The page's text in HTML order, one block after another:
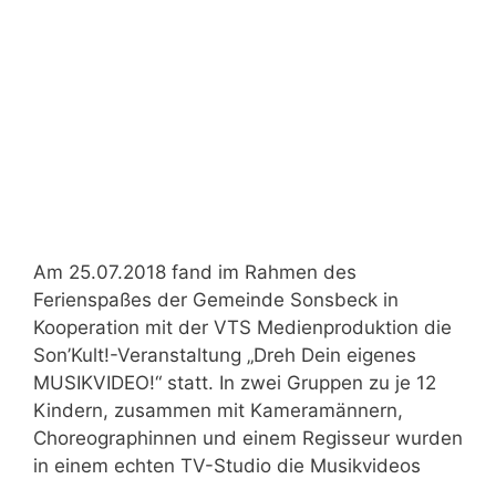
Am 25.07.2018 fand im Rahmen des
Ferienspaßes der Gemeinde Sonsbeck in
Kooperation mit der VTS Medienproduktion die
Son’Kult!-Veranstaltung „Dreh Dein eigenes
MUSIKVIDEO!“ statt. In zwei Gruppen zu je 12
Kindern, zusammen mit Kameramännern,
Choreographinnen und einem Regisseur wurden
in einem echten TV-Studio die Musikvideos